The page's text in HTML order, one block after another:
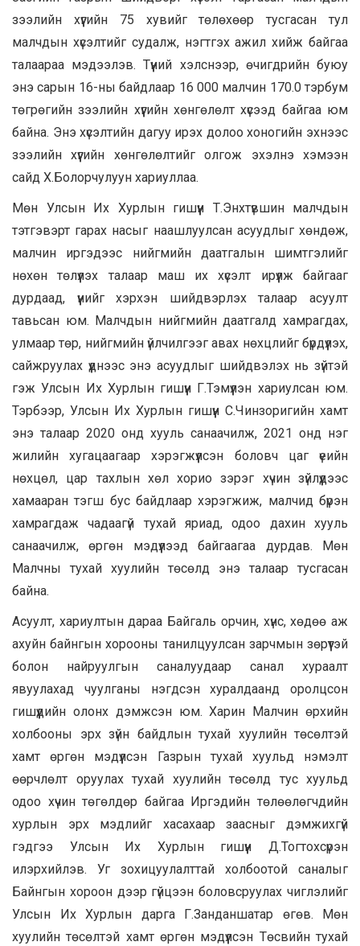
зээлийн хүүгийн 75 хувийг төлөхөөр тусгасан тул
малчдын хүсэлтийг судалж, нэгтгэх ажил хийж байгаа
талаараа мэдээлэв. Түүний хэлснээр, өчигдрийн буюу
энэ сарын 16-ны байдлаар 16 000 малчин 170.0 тэрбум
төгрөгийн зээлийн хүүгийн хөнгөлөлт хүсээд байгаа юм
байна. Энэ хүсэлтийн дагуу ирэх долоо хоногийн эхнээс
зээлийн хүүгийн хөнгөлөлтийг олгож эхэлнэ хэмээн
сайд Х.Болорчулуун хариуллаа.
Мөн Улсын Их Хурлын гишүүн Т.Энхтүвшин малчдын
тэтгэвэрт гарах насыг наашлуулсан асуудлыг хөндөж,
малчин иргэдээс нийгмийн даатгалын шимтгэлийг
нөхөн төлүүлэх талаар маш их хүсэлт ирүүлж байгааг
дурдаад, үүнийг хэрхэн шийдвэрлэх талаар асуулт
тавьсан юм. Малчдын нийгмийн даатгалд хамрагдах,
улмаар төр, нийгмийн үйлчилгээг авах нөхцлийг бүрдүүлэх,
сайжруулах үүднээс энэ асуудлыг шийдвэлэх нь зүйтэй
гэж Улсын Их Хурлын гишүүн Г.Тэмүүлэн хариулсан юм.
Тэрбээр, Улсын Их Хурлын гишүүн С.Чинзоригийн хамт
энэ талаар 2020 онд хууль санаачилж, 2021 онд нэг
жилийн хугацаагаар хэрэгжүүлсэн боловч цаг үеийн
нөхцөл, цар тахлын хөл хорио зэрэг хүчин зүйлүүдээс
хамааран тэгш бус байдлаар хэрэгжиж, малчид бүрэн
хамрагдаж чадаагүй тухай яриад, одоо дахин хууль
санаачилж, өргөн мэдүүлээд байгаагаа дурдав. Мөн
Малчны тухай хуулийн төсөлд энэ талаар тусгасан
байна.
Асуулт, хариултын дараа Байгаль орчин, хүнс, хөдөө аж
ахуйн байнгын хорооны танилцуулсан зарчмын зөрүүтэй
болон найруулгын саналуудаар санал хураалт
явуулахад чуулганы нэгдсэн хуралдаанд оролцсон
гишүүдийн олонх дэмжсэн юм. Харин Малчин өрхийн
холбооны эрх зүйн байдлын тухай хуулийн төсөлтэй
хамт өргөн мэдүүлсэн Газрын тухай хуульд нэмэлт
өөрчлөлт оруулах тухай хуулийн төсөлд тус хуульд
одоо хүчин төгөлдөр байгаа Иргэдийн төлөөлөгчдийн
хурлын эрх мэдлийг хасахаар заасныг дэмжихгүй
гэдгээ Улсын Их Хурлын гишүүн Д.Тогтохсүрэн
илэрхийлэв. Уг зохицуулалттай холбоотой саналыг
Байнгын хороон дээр гүйцээн боловсруулах чиглэлийг
Улсын Их Хурлын дарга Г.Занданшатар өгөв. Мөн
хуулийн төсөлтэй хамт өргөн мэдүүлсэн Төсвийн тухай